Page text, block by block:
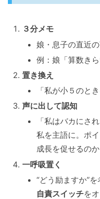
３分メモ
娘・息子の直近
例：娘「算数き
置き換え
「私が小５のと
声に出して認知
「私はバカにさ
私を主語に。ポ
成長を促せるのか
一呼吸置く
“どう励ますか”
自責スイッチを